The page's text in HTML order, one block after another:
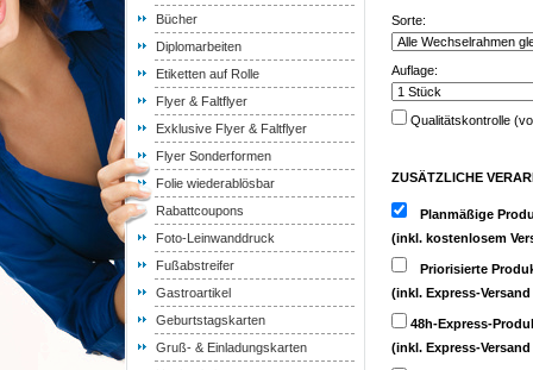
Bücher
Diplomarbeiten
Etiketten auf Rolle
Flyer & Faltflyer
Exklusive Flyer & Faltflyer
Flyer Sonderformen
Folie wiederablösbar
Rabattcoupons
Foto-Leinwanddruck
Fußabstreifer
Gastroartikel
Geburtstagskarten
Gruß- & Einladungskarten
Sorte:
Auflage:
Qualitätskontrolle
ZUSÄTZLICHE
Planmäßige
(inkl. kostenlosem
Priorisierte
(inkl. Express-Versand
48h-Express-
(inkl. Express-Versand